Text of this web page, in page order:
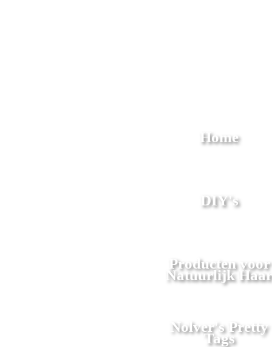
Home
DIY's
Producten voor
Natuurlijk Haar
Nolver's Pretty
Tags